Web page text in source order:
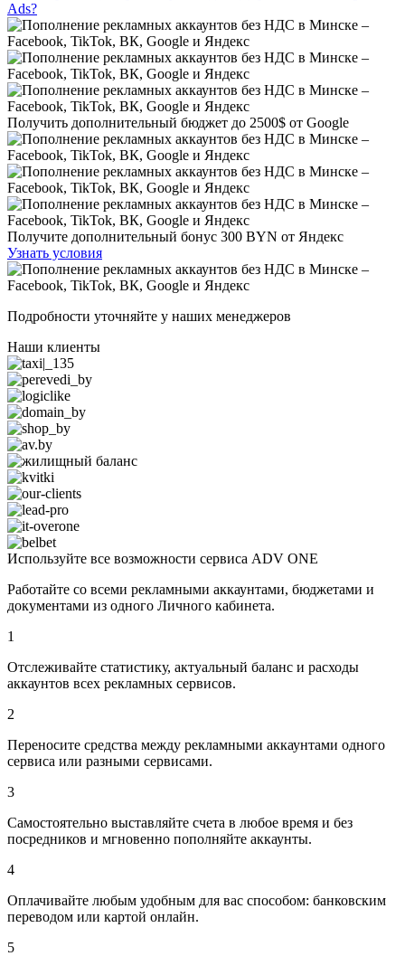
Ads?
Получить дополнительный бюджет до 2500$ от Google
Получите дополнительный бонус 300 BYN от Яндекс
Узнать условия
Подробности уточняйте у наших менеджеров
Наши клиенты
Используйте все возможности сервиса ADV ONE
Работайте со всеми рекламными аккаунтами, бюджетами и
документами из одного Личного кабинета.
1
Отслеживайте статистику, актуальный баланс и расходы
аккаунтов всех рекламных сервисов.
2
Переносите средства между рекламными аккаунтами одного
сервиса или разными сервисами.
3
Самостоятельно выставляйте счета в любое время и без
посредников и мгновенно пополняйте аккаунты.
4
Оплачивайте любым удобным для вас способом: банковским
переводом или картой онлайн.
5